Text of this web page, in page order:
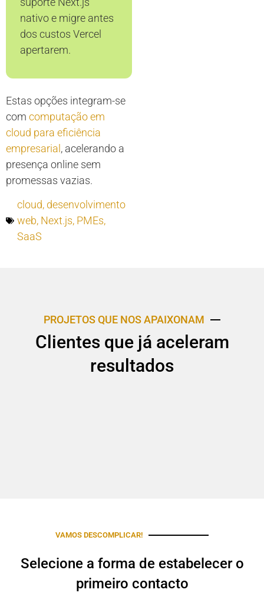
nativo e migre antes
dos custos Vercel
apertarem.
Estas opções integram-se
com computação em
cloud para eficiência
empresarial, acelerando a
presença online sem
promessas vazias.
cloud, desenvolvimento
web, Next.js, PMEs,
SaaS
PROJETOS QUE NOS APAIXONAM
Clientes que já aceleram
resultados
VAMOS DESCOMPLICAR!
Selecione a forma de estabelecer o
primeiro contacto